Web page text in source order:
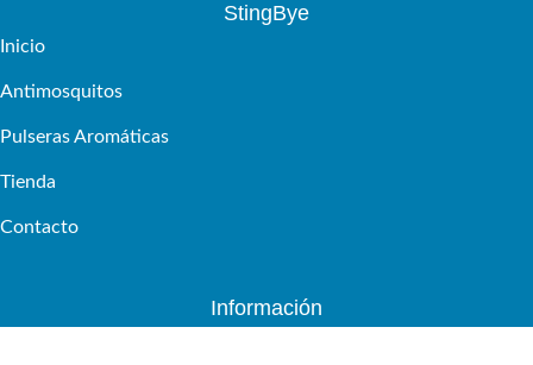
StingBye
Inicio
Antimosquitos
Pulseras Aromáticas
Tienda
Contacto
Información